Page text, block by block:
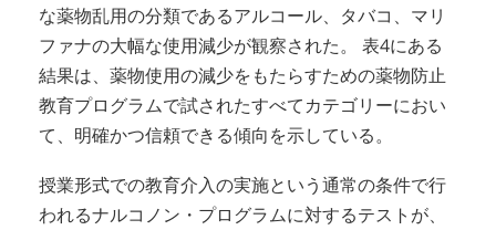
な薬物乱用の分類であるアルコール、タバコ、マリ
ファナの大幅な使用減少が観察された。 表4にある
結果は、薬物使用の減少をもたらすための薬物防止
教育プログラムで試されたすべてカテゴリーにおい
て、明確かつ信頼できる傾向を示している。
授業形式での教育介入の実施という通常の条件で行
われるナルコノン・プログラムに対するテストが、